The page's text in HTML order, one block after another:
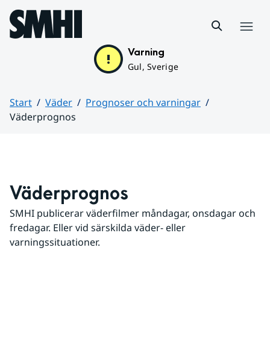
Hoppa till sidans innehåll
Varning
Gul, Sverige
Start Väder
Prognoser och varningar
Väderprognos
Väderprognos
SMHI publicerar väderfilmer måndagar, onsdagar och
fredagar. Eller vid särskilda väder- eller
varningssituationer.